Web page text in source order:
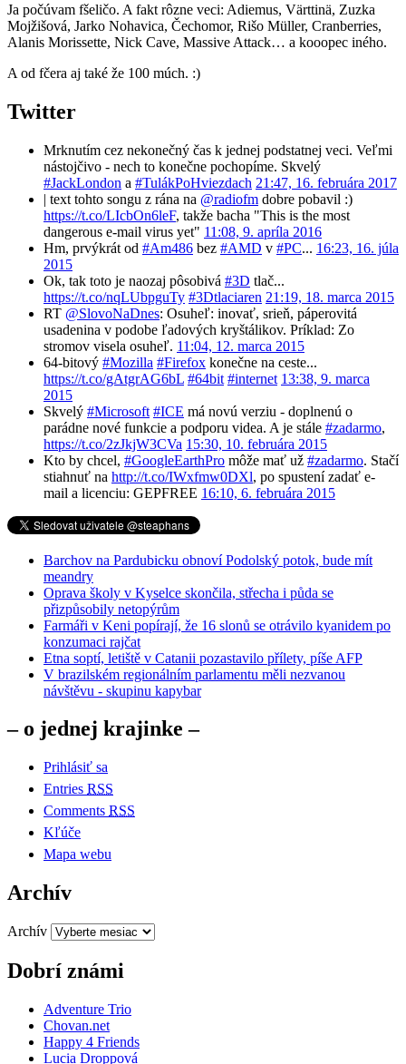
Ja počúvam fšeličo. A fakt rôzne veci: Adiemus, Värttinä, Zuzka
Mojžišová, Jarko Nohavica, Čechomor, Rišo Müller, Cranberries,
Alanis Morissette, Nick Cave, Massive Attack… a kooopec iného.
A od fčera aj také že 100 múch. :)
Twitter
Mrknutím cez nekonečný čas k jednej podstatnej veci. Veľmi
nástojčivo - nech to konečne pochopíme. Skvelý
#JackLondon a #TulákPoHviezdach 21:47, 16. februára 2017
| text tohto songu z rána na @radiofm dobre pobavil :)
https://t.co/LIcbOn6leF, takže bacha "This is the most
dangerous e-mail virus yet" 11:08, 9. apríla 2016
Hm, prvýkrát od #Am486 bez #AMD v #PC... 16:23, 16. júla
2015
Ok, tak toto je naozaj pôsobivá #3D tlač...
https://t.co/nqLUbpguTy #3Dtlaciaren 21:19, 18. marca 2015
RT @SlovoNaDnes: Osuheľ: inovať, srieň, páperovitá
usadenina v podobe ľadových kryštálikov. Príklad: Zo
stromov visela osuheľ. 11:04, 12. marca 2015
64-bitový #Mozilla #Firefox konečne na ceste...
https://t.co/gAtgrAG6bL #64bit #internet 13:38, 9. marca
2015
Skvelý #Microsoft #ICE má novú verziu - doplnenú o
parádne nové funkcie a podporu videa. A je stále #zadarmo,
https://t.co/2zJkjW3CVa 15:30, 10. februára 2015
Kto by chcel, #GoogleEarthPro môže mať už #zadarmo. Stačí
stiahnuť na http://t.co/IWxfmw0DXl, po spustení zadať e-
mail a licenciu: GEPFREE 16:10, 6. februára 2015
Barchov na Pardubicku obnoví Podolský potok, bude mít
meandry
Oprava školy v Kyselce skončila, střecha i půda se
přizpůsobily netopýrům
Farmáři v Keni popírají, že 16 slonů se otrávilo kyanidem po
konzumaci rajčat
Etna soptí, letiště v Catanii pozastavilo přílety, píše AFP
V brazilském regionálním parlamentu měli nezvanou
návštěvu - skupinu kapybar
– o jednej krajinke –
Prihlásiť sa
Entries RSS
Comments RSS
Kľúče
Mapa webu
Archív
Archív
Dobrí známi
Adventure Trio
Chovan.net
Happy 4 Friends
Lucia Droppová